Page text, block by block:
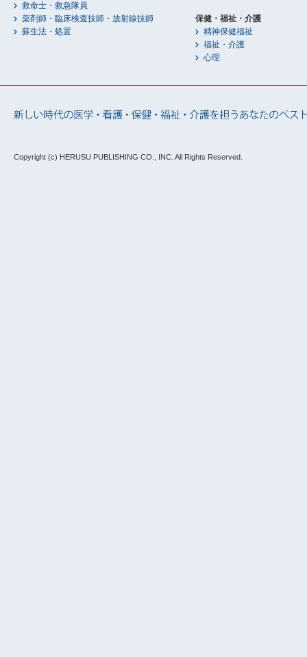
救命士・救急隊員
薬剤師・臨床検査技師・放射線技師
蘇生法・処置
保健・福祉・介護
精神保健福祉
福祉・介護
心理
Copyright (c) HERUSU PUBLISHING CO., INC. All Rights Reserved.